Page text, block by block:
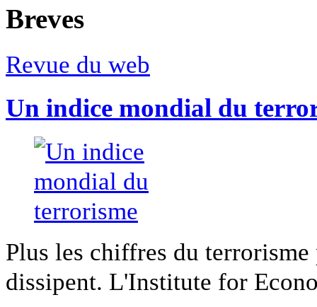
Breves
Revue du web
Un indice mondial du
Plus les chiffres du
dissipent. L'Institute for